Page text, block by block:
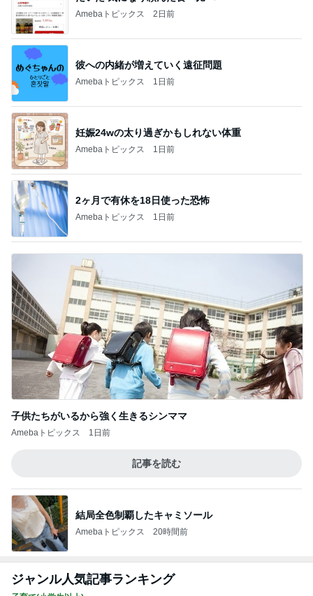
Amebaトピックス 2日前
彼への内緒が増えていく遠征問題
Amebaトピックス 1日前
妊娠24wの太り過ぎかもしれない体重
Amebaトピックス 1日前
2ヶ月で有休を18日使った恐怖
Amebaトピックス 1日前
子供たちがいるから強く生きるシンママ
Amebaトピックス 1日前
記事を読む
結局全色制覇したキャミソール
Amebaトピックス 20時間前
ジャンル人気記事ランキング